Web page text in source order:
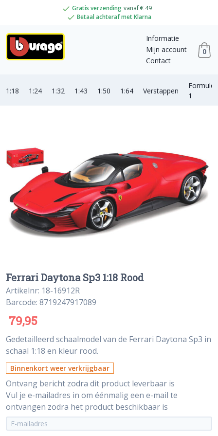
Gratis verzending vanaf € 49
Betaal achteraf met Klarna
Informatie
Mijn account
Contact
0
1:18 1:24 1:32 1:43 1:50 1:64 Verstappen
Formule
1
Ferrari Daytona Sp3 1:18 Rood
Artikelnr: 18-16912R
Barcode: 8719247917089
79,95
Gedetailleerd schaalmodel van de Ferrari Daytona Sp3 in
schaal 1:18 en kleur rood.
Binnenkort weer verkrijgbaar
Ontvang bericht zodra dit product leverbaar is
Vul je e-mailadres in om éénmalig een e-mail te
ontvangen zodra het product beschikbaar is